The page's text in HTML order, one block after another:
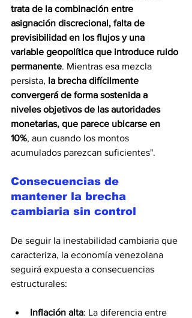
trata de la combinación entre
asignación discrecional, falta de
previsibilidad en los flujos y una
variable geopolítica que introduce ruido
permanente. Mientras esa mezcla
persista, la brecha difícilmente
convergerá de forma sostenida a
niveles objetivos de las autoridades
monetarias, que parece ubicarse en
10%, aun cuando los montos
acumulados parezcan suficientes".
Consecuencias de
mantener la brecha
cambiaria sin control
De seguir la inestabilidad cambiaria que
caracteriza, la economía venezolana
seguirá expuesta a consecuencias
estructurales:
Inflación alta: La diferencia entre